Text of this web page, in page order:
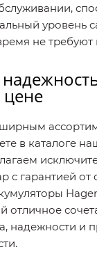
уровень
не требуют
в каталоге
с гарантией от
отличное
надежности и